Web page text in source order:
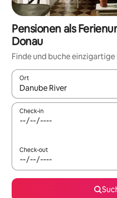
Pensionen als
Donau
Finde und buche einzigartige
Ort
Wenn Ergebnisse verfügbar
Check-in
Check-out